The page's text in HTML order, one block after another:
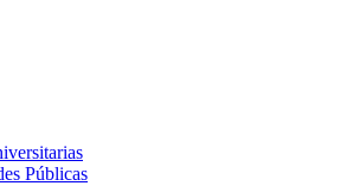
Públicas